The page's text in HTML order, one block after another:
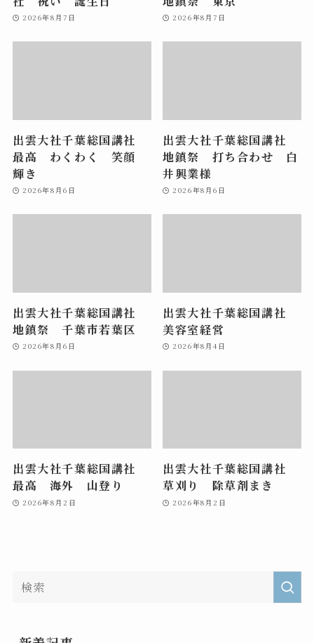
2026年8月7日 2026年8月7日
出雲大社千葉総国講社
最高 わくわく 笑顔
輝き
2026年8月6日
出雲大社千葉総国講社
地鎮祭 打ち合わせ 白
井興業様
2026年8月6日
出雲大社千葉総国講社
地鎮祭 千葉市若葉区
2026年8月6日
出雲大社千葉総国講社
美容室経営
2026年8月4日
出雲大社千葉総国講社
最高 海外 山登り
2026年8月2日
出雲大社千葉総国講社
草刈り 除草剤まき
2026年8月2日